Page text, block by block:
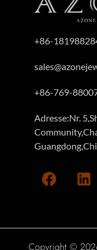
+86-
+86-769-
Adresse:Nr.